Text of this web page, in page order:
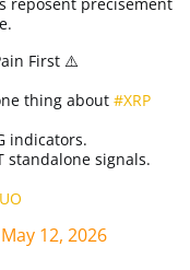
First ⚠️
thing about #XRP
indicators.
standalone signals.
May 12, 2026